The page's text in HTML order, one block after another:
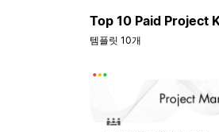
Top 10 Paid Project
템플릿 10개